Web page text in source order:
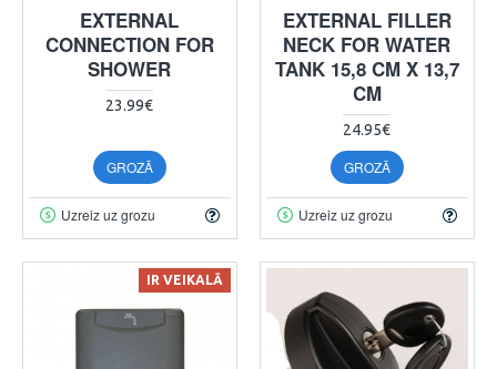
EXTERNAL
CONNECTION FOR
SHOWER
23.99€
GROZĀ
Uzreiz uz grozu
EXTERNAL FILLER
NECK FOR WATER
TANK 15,8 CM X 13,7
CM
24.95€
GROZĀ
Uzreiz uz grozu
IR VEIKALĀ